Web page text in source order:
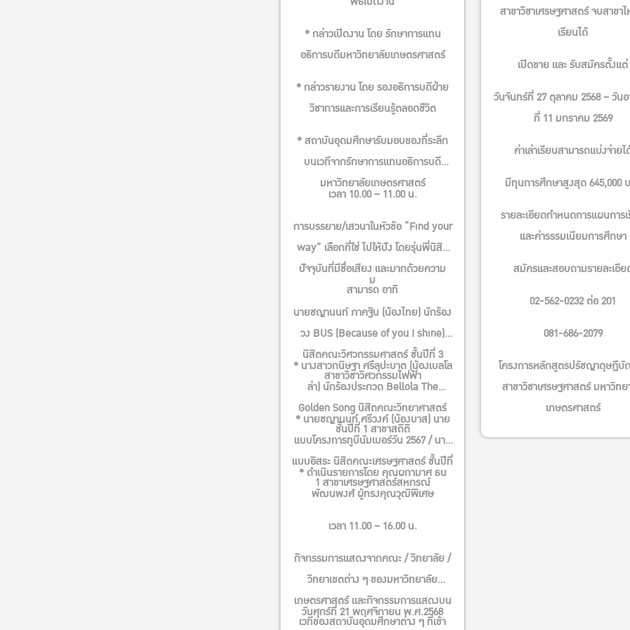
* กล่าวเปิดงาน โดย รักษาการแทน
อธิการบดีมหาวิทยาลัยเกษตรศาสตร์
* กล่าวรายงาน โดย รองอธิการบดีฝ่าย
วิชาการและการเรียนรู้ตลอดชีวิต
* สถาบันอุดมศึกษารับมอบของที่ระลึก
บนเวทีจากรักษาการแทนอธิการบดี
มหาวิทยาลัยเกษตรศาสตร์
เวลา 10.00 – 11.00 น.
การบรรยาย/เสวนาในหัวข้อ “Find your
way” เลือกที่ใช่ ไปให้ปัง โดยรุ่นพี่นิสิต
ปัจจุบันที่มีชื่อเสียง และมากด้วยความ
สามารถ อาทิ
ม
นายชญานนท์ ภาคฐิน (น้องไทย) นักร้อง
วง BUS (Because of you I shine)
นิสิตคณะวิศวกรรมศาสตร์ ชั้นปีที่ 3
สาขาวิชาวิศวกรรมไฟฟ้า
* นางสาวกนิษฐา ศรีลุปะบาต (น้องเบลโล
ล่า) นักร้องประกวด Bellola The
Golden Song นิสิตคณะวิทยาศาสตร์
ชั้นปีที่ 1 สาขาสถิติ
* นายชญานนท์ ศรีวงค์ (น้องบาส) นาย
แบบโครงการทูบีนัมเบอร์วัน 2567 / นาย
แบบอิสระ นิสิตคณะเศรษฐศาสตร์ ชั้นปีที่
1 สาขาเศรษฐศาสตร์สหกรณ์
* ดำเนินรายการโดย คุณผกามาศ ธน
พัฒนพงศ์ ผู้ทรงคุณวุฒิพิเศษ
เวลา 11.00 – 16.00 น.
กิจกรรมการแสดงจากคณะ / วิทยาลัย /
วิทยาเขตต่าง ๆ ของมหาวิทยาลัย
เกษตรศาสตร์ และกิจกรรมการแสดงบน
เวทีของสถาบันอุดมศึกษาต่าง ๆ ที่เข้า
วันศุกร์ที่ 21 พฤศจิกายน พ.ศ.2568
สาขาวิชาเศรษฐศาสตร์ จบสาขา
เรียนได้
เปิดขาย และ รับสมัครตั้งแต่
วันจันทร์ที่ 27 ตุลาคม 2568 – วัน
ที่ 11 มกราคม 2569
ค่าเล่าเรียนสามารถแบ่งจ่ายไ
มีทุนการศึกษาสูงสุด 645,000
รายละเอียดกำหนดการแผนการ
และค่ารรรมเนียมการศึกษา
สมัครและสอบถามรายละเอีย
02-562-0232 ต่อ 201
081-686-2079
โครงการหลักสูตรปรัชญาดุษฎี
สาขาวิชาเศรษฐศาสตร์ มหาวิท
เกษตรศาสตร์